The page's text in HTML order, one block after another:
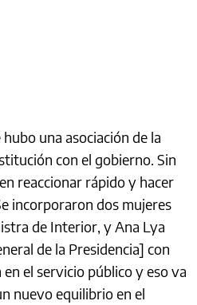
una asociación de la
con el gobierno. Sin
reaccionar rápido y hacer
incorporaron dos mujeres
de Interior, y Ana Lya
de la Presidencia] con
el servicio público y eso va
nuevo equilibrio en el